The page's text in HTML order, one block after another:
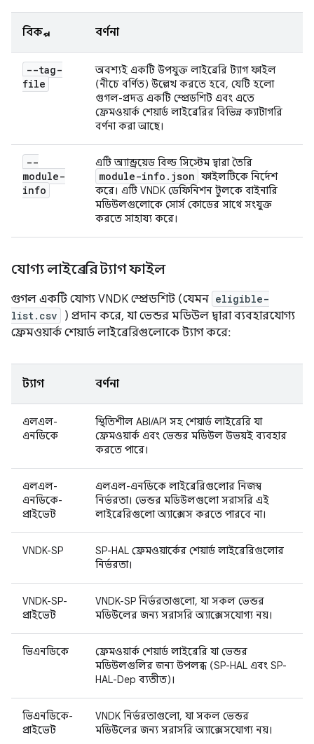
বিকল্প বর্ণনা
--tag-
file
অবশ্যই একটি উপযুক্ত লাইব্রেরি ট্যাগ ফাইল
(নীচে বর্ণিত) উল্লেখ করতে হবে, যেটি হলো
গুগল-প্রদত্ত একটি স্প্রেডশিট এবং এতে
ফ্রেমওয়ার্ক শেয়ার্ড লাইব্রেরির বিভিন্ন ক্যাটাগরি
বর্ণনা করা আছে।
--
module-
info
এটি অ্যান্ড্রয়েড বিল্ড সিস্টেম দ্বারা তৈরি
module-info . json ফাইলটিকে নির্দেশ
করে। এটি VNDK ডেফিনিশন টুলকে বাইনারি
মডিউলগুলোকে সোর্স কোডের সাথে সংযুক্ত
করতে সাহায্য করে।
যোগ্য লাইব্রেরি ট্যাগ ফাইল
গুগল একটি যোগ্য VNDK স্প্রেডশিট (যেমন eligible-
list.csv
) প্রদান করে, যা ভেন্ডর মডিউল দ্বারা ব্যবহারযোগ্য
ফ্রেমওয়ার্ক শেয়ার্ড লাইব্রেরিগুলোকে ট্যাগ করে:
ট্যাগ বর্ণনা
এলএল-
এনডিকে
স্থিতিশীল ABI/API সহ শেয়ার্ড লাইব্রেরি যা
ফ্রেমওয়ার্ক এবং ভেন্ডর মডিউল উভয়ই ব্যবহার
করতে পারে।
এলএল-
এনডিকে-
প্রাইভেট
এলএল-এনডিকে লাইব্রেরিগুলোর নিজস্ব
নির্ভরতা। ভেন্ডর মডিউলগুলো সরাসরি এই
লাইব্রেরিগুলো অ্যাক্সেস করতে পারবে না।
VNDK-SP
SP-HAL ফ্রেমওয়ার্কের শেয়ার্ড লাইব্রেরিগুলোর
নির্ভরতা।
VNDK-SP-
প্রাইভেট
VNDK-SP নির্ভরতাগুলো, যা সকল ভেন্ডর
মডিউলের জন্য সরাসরি অ্যাক্সেসযোগ্য নয়।
ভিএনডিকে
ফ্রেমওয়ার্ক শেয়ার্ড লাইব্রেরি যা ভেন্ডর
মডিউলগুলির জন্য উপলব্ধ (SP-HAL এবং SP-
HAL-Dep ব্যতীত)।
ভিএনডিকে-
প্রাইভেট
VNDK নির্ভরতাগুলো, যা সকল ভেন্ডর
মডিউলের জন্য সরাসরি অ্যাক্সেসযোগ্য নয়।